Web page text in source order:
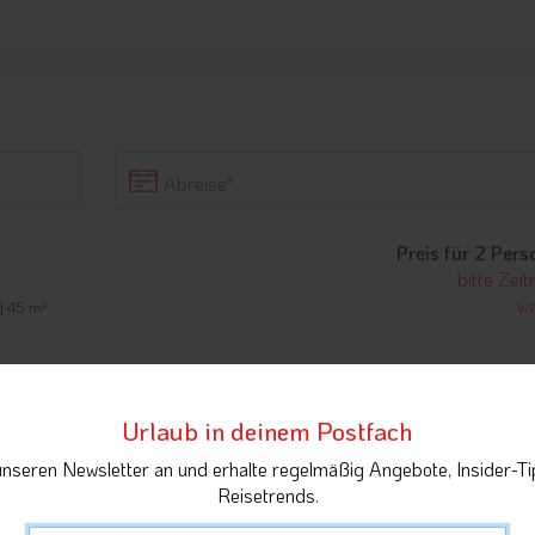
Preis für 2
m²
bitte
bitte
Urlaub in deinem Postfach
Newsletter an und erhalte regelmäßig Angebote, Insider-
Reisetrends.